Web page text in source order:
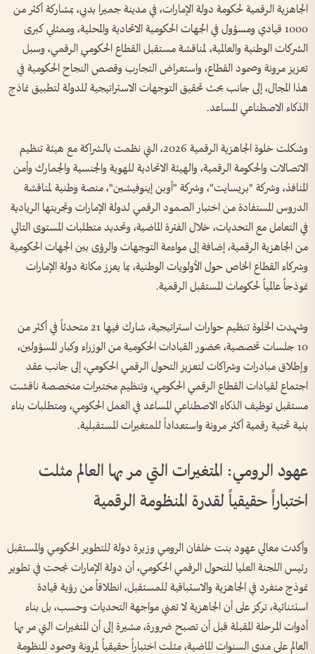
الجاهزية الرقمية لحكومة دولة الإمارات، في مدينة جميرا بدبي، بمشاركة أكثر من
1000 قيادي ومسؤول في الجهات الحكومية الاتحادية والمحلية، وممثلي كبرى
الشركات الوطنية والعالمية، لمناقشة مستقبل القطاع الحكومي الرقمي، وسبل
تعزيز مرونة وصمود القطاع، واستعراض التجارب وقصص النجاح الحكومية في
هذا المجال، إلى جانب بحث تحقيق التوجهات الاستراتيجية للدولة لتطبيق نماذج
الذكاء الاصطناعي المساعد.
وشكلت خلوة الجاهزية الرقمية 2026، التي نظمت بالشراكة مع هيئة تنظيم
الاتصالات والحكومة الرقمية، والهيئة الاتحادية للهوية والجنسية والجمارك وأمن
المنافذ، وشركة "بريسايت"، وشركة "أوبن إينوفيشين"، منصة وطنية لمناقشة
الدروس المستفادة من اختبار الصمود الرقمي لدولة الإمارات وتجربتها الريادية
في التعامل مع التحديات، خلال الفترة الماضية، وتحديد متطلبات المستوى التالي
من الجاهزية الرقمية، إضافة إلى مواءمة التوجهات والرؤى بين الجهات الحكومية
وشركاء القطاع الخاص حول الأولويات الوطنية، بما يعزز مكانة دولة الإمارات
نموذجاً عالمياً لحكومات المستقبل الرقمية.
وشهدت الخلوة تنظيم حوارات استراتيجية، شارك فيها 21 متحدثاً في أكثر من
10 جلسات تخصصية، بحضور القيادات الحكومية من الوزراء وكبار المسؤولين،
وإطلاق مبادرات وشراكات لتعزيز التحول الرقمي الحكومي، إلى جانب عقد
اجتماع لقيادات القطاع الرقمي الحكومي، وتنظيم مختبرات متخصصة ناقشت
مستقبل توظيف الذكاء الاصطناعي المساعد في العمل الحكومي، ومتطلبات بناء
بنية تحتية رقمية أكثر مرونة واستعداداً للمتغيرات المستقبلية.
عهود الرومي: المتغيرات التي مر بها العالم مثلت
اختباراً حقيقياً لقدرة المنظومة الرقمية
وأكدت معالي عهود بنت خلفان الرومي وزيرة دولة للتطوير الحكومي والمستقبل
رئيس اللجنة العليا للتحول الرقمي الحكومي، أن دولة الإمارات نجحت في تطوير
نموذج متفرد في الجاهزية والاستباقية للمستقبل، انطلاقاً من رؤية قيادة
استثنائية، تركز على أن الجاهزية لا تعني مواجهة التحديات وحسب، بل بناء
أدوات المرحلة المقبلة قبل أن تصبح ضرورة، مشيرة إلى أن المتغيرات التي مر بها
العالم على مدى السنوات الماضية، مثلت اختباراً حقيقياً لمرونة وصمود المنظومة